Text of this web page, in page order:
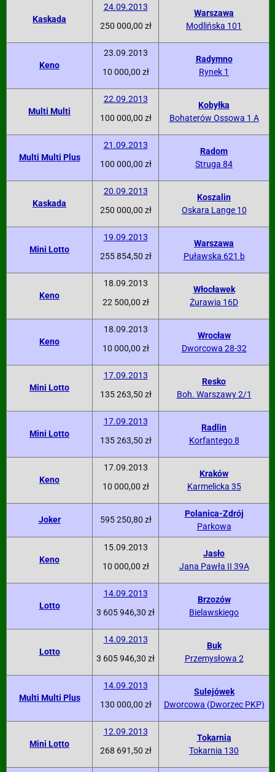
Kaskada
24.09.2013
250 000,00 zł
Warszawa
Modlińska 101
Keno
23.09.2013
10 000,00 zł
Radymno
Rynek 1
Multi Multi
22.09.2013
100 000,00 zł
Kobyłka
Bohaterów Ossowa 1 A
Multi Multi Plus
21.09.2013
100 000,00 zł
Radom
Struga 84
Kaskada
20.09.2013
250 000,00 zł
Koszalin
Oskara Lange 10
Mini Lotto
19.09.2013
255 854,50 zł
Warszawa
Puławska 621 b
Keno
18.09.2013
22 500,00 zł
Włocławek
Żurawia 16D
Keno
18.09.2013
10 000,00 zł
Wrocław
Dworcowa 28-32
Mini Lotto
17.09.2013
135 263,50 zł
Resko
Boh. Warszawy 2/1
Mini Lotto
17.09.2013
135 263,50 zł
Radlin
Korfantego 8
Keno
17.09.2013
10 000,00 zł
Kraków
Karmelicka 35
Joker 595 250,80 zł
Polanica-Zdrój
Parkowa
Keno
15.09.2013
10 000,00 zł
Jasło
Jana Pawła II 39A
Lotto
14.09.2013
3 605 946,30 zł
Brzozów
Bielawskiego
Lotto
14.09.2013
3 605 946,30 zł
Buk
Przemysłowa 2
Multi Multi Plus
14.09.2013
130 000,00 zł
Sulejówek
Dworcowa (Dworzec PKP)
Mini Lotto
12.09.2013
268 691,50 zł
Tokarnia
Tokarnia 130